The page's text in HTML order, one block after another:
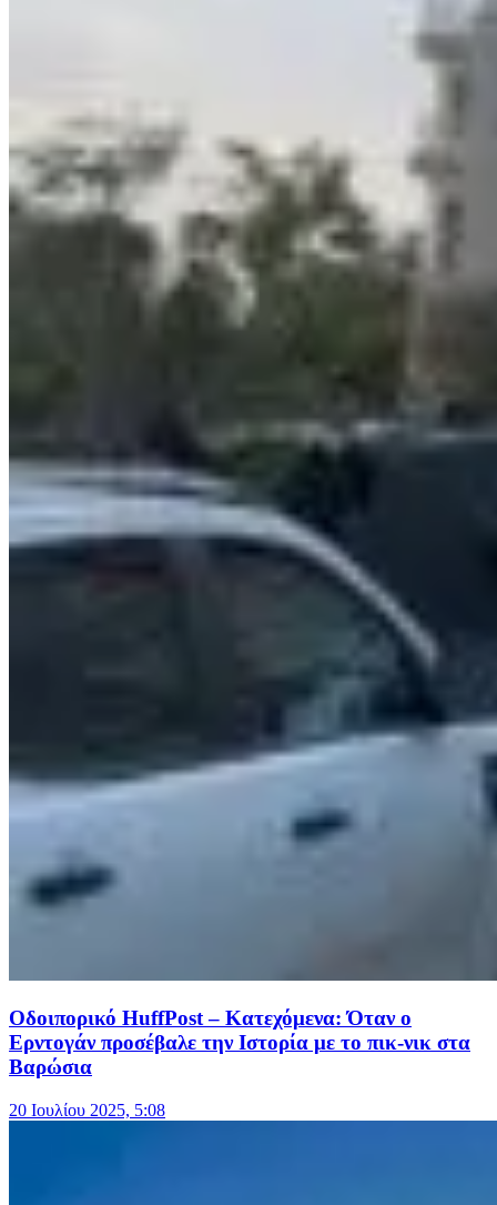
Οδοιπορικό HuffPost – Κατεχόμενα: Όταν ο
Ερντογάν προσέβαλε την Ιστορία με το πικ-νικ στα
Βαρώσια
20 Ιουλίου 2025, 5:08